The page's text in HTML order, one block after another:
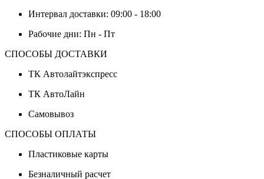
Интервал доставки: 09:00 - 18:00
Рабочие дни: Пн - Пт
СПОСОБЫ ДОСТАВКИ
ТК Автолайтэкспресс
ТК АвтоЛайн
Самовывоз
СПОСОБЫ ОПЛАТЫ
Пластиковые карты
Безналичный расчет